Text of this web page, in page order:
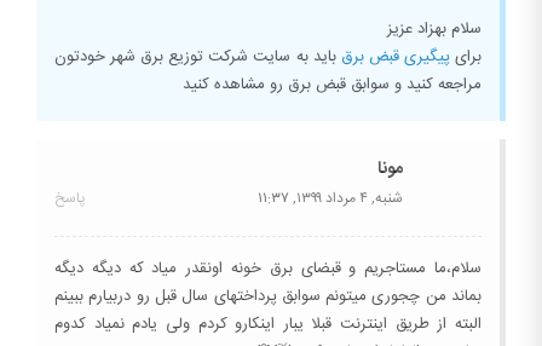
سلام بهزاد عزیز
برایپیگیری قبض برق باید به سایت شرکت توزیع برق شهر خودتون
مراجعه کنید و سوابق قبض برق رو مشاهده کنید
مونا
شنبه, ۴ مرداد ۱۳۹۹, ۱۱:۳۷ پاسخ
سلام،ما مستاجریم و قبضای برق خونه اونقدر میاد که دیگه دیگه
بماند من چجوری میتونم سوابق پرداختهای سال قبل رو دربیارم ببینم
البته از طریق اینترنت قبلا یبار اینکارو کردم ولی یادم نمیاد کدوم